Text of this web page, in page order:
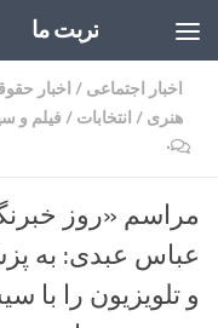
تربت ما
اخبار اجتماعی / اخبار
هنری / انتخابات / فیلم و
۰
مراسم «روز
عباس عبدی: به
و تلویزیون را